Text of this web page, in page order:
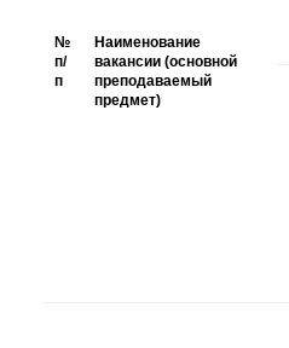
№
п/
п
Наименование
вакансии (основной
преподаваемый
предмет)